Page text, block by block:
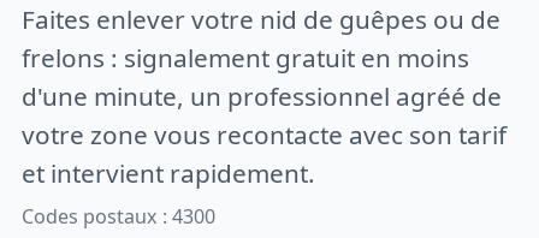
Faites enlever votre nid de guêpes ou de
frelons : signalement gratuit en moins
d'une minute, un professionnel agréé de
votre zone vous recontacte avec son tarif
et intervient rapidement.
Codes postaux : 4300